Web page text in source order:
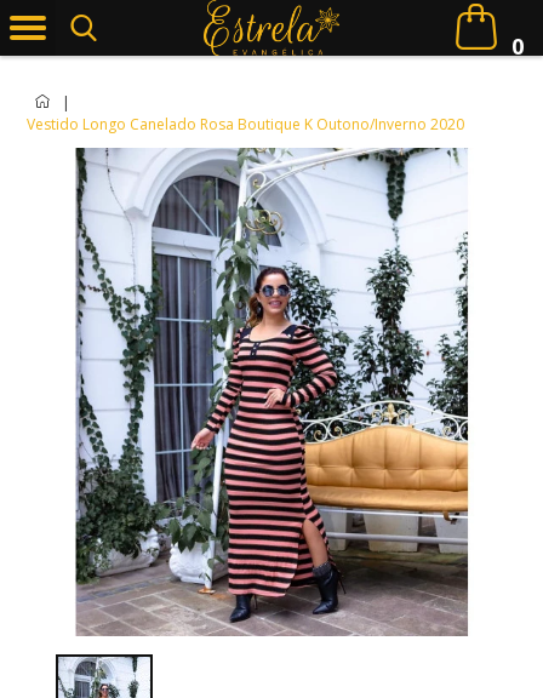
0
|
Vestido Longo Canelado Rosa Boutique K Outono/Inverno 2020